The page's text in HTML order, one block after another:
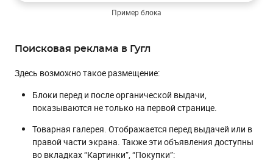
Пример блока
Поисковая реклама в Гугл
Здесь возможно такое размещение:
Блоки перед и после органической выдачи,
показываются не только на первой странице.
Товарная галерея. Отображается перед выдачей или в
правой части экрана. Также эти объявления доступны
во вкладках “Картинки”, “Покупки”: